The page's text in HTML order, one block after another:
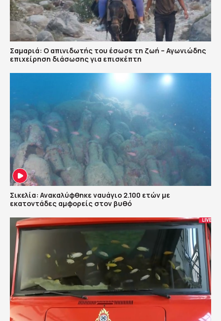
Σαμαριά: Ο απινιδωτής του έσωσε τη ζωή – Αγωνιώδης
επιχείρηση διάσωσης για επισκέπτη
Σικελία: Ανακαλύφθηκε ναυάγιο 2.100 ετών με
εκατοντάδες αμφορείς στον βυθό